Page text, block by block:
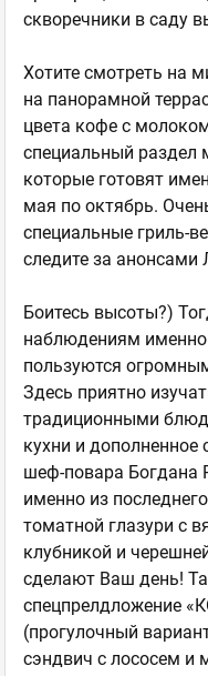
скворечники в саду
Хотите смотреть на
на панорамной
цвета кофе с
специальный
которые готовят
мая по октябрь.
специальные гриль-
следите за анонсами
Боитесь высоты?)
наблюдениям
пользуются
Здесь приятно
традиционными
кухни и
шеф-повара Богдана
именно из
томатной глазури с
клубникой и
сделают Ваш день!
спецпрелдложение
(прогулочный
сэндвич с лососем и